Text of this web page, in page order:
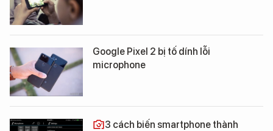
Google Pixel 2 bị tố dính lỗi
microphone
3 cách biến smartphone thành